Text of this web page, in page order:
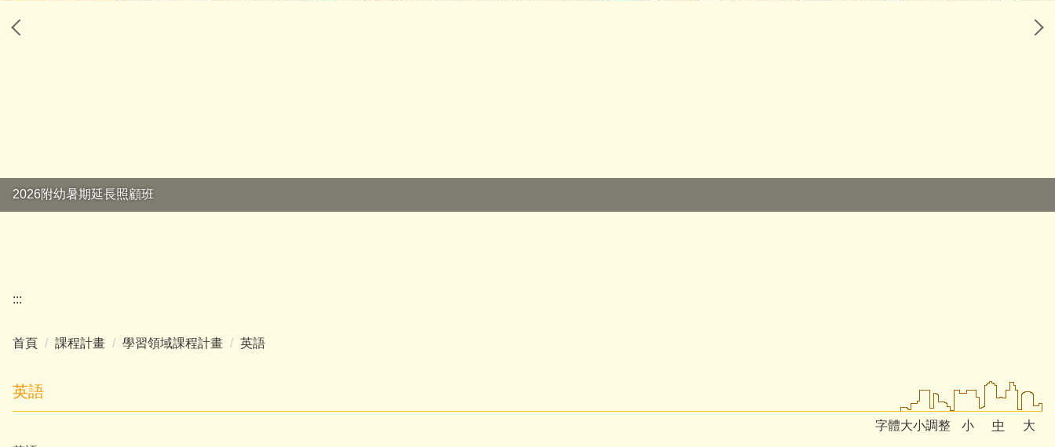
2026附幼暑期延長照顧班
:::
首頁 課程計畫 學習領域課程計畫 英語
英語
字體大小調整 小 中
大